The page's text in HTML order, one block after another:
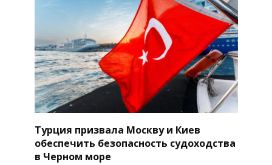
Турция призвала Москву и Киев
обеспечить безопасность судоходства
в Черном море